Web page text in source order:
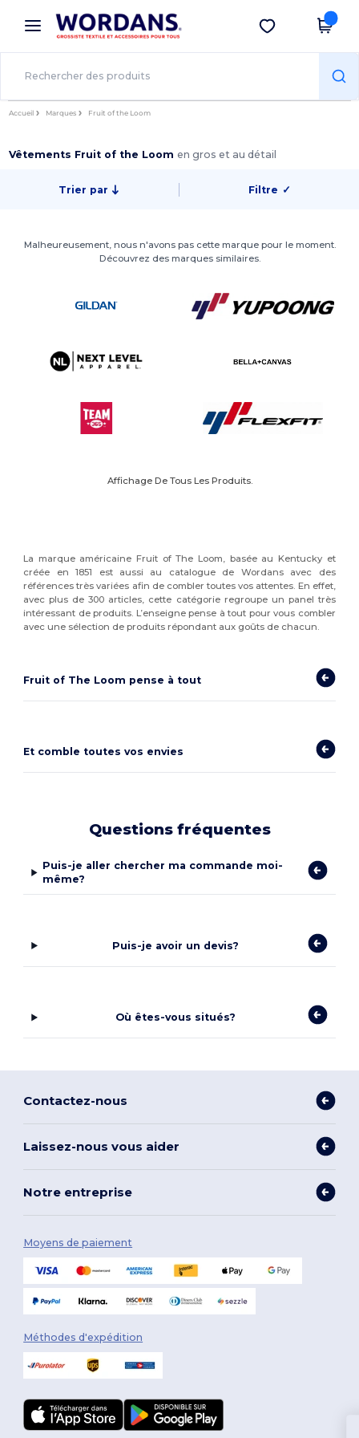
× Appli Wordans
Meilleurs prix sur l’app !
Obtenir l'appli
Accueil Marques Fruit of the Loom
Vêtements Fruit of the Loomen gros et au détail
Trier par Filtre ✓
Malheureusement, nous n'avons pas cette marque pour le moment.
Découvrez des marques similaires.
Affichage De Tous Les Produits.
La marque américaine Fruit of The Loom, basée au Kentucky et
créée en 1851 est aussi au catalogue de Wordans avec des
références très variées afin de combler toutes vos attentes. En effet,
avec plus de 300 articles, cette catégorie regroupe un panel très
intéressant de produits. L’enseigne pense à tout pour vous combler
avec une sélection de produits répondant aux goûts de chacun.
Fruit of The Loom pense à tout
Et comble toutes vos envies
Questions fréquentes
Puis-je aller chercher ma commande moi-
même?
Puis-je avoir un devis?
Où êtes-vous situés?
Contactez-nous
Laissez-nous vous aider
Notre entreprise
Moyens de paiement
Méthodes d'expédition